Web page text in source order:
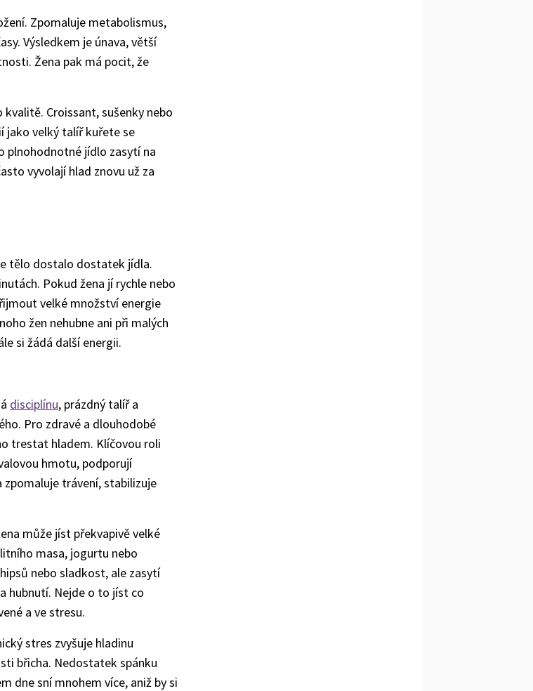
Zpomaluje metabolismus,
Výsledkem je únava, větší
Žena pak má pocit, že
Croissant, sušenky nebo
jako velký talíř kuřete se
plnohodnotné jídlo zasytí na
vyvolají hlad znovu už za
tělo dostalo dostatek jídla.
Pokud žena jí rychle nebo
velké množství energie
žen nehubne ani při malých
si žádá další energii.
disciplínu, prázdný talíř a
Pro zdravé a dlouhodobé
trestat hladem. Klíčovou roli
hmotu, podporují
zpomaluje trávení, stabilizuje
může jíst překvapivě velké
masa, jogurtu nebo
nebo sladkost, ale zasytí
hubnutí. Nejde o to jíst co
a ve stresu.
stres zvyšuje hladinu
břicha. Nedostatek spánku
dne sní mnohem více, aniž by si